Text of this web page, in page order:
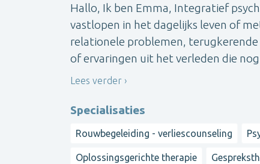
Hallo, Ik ben Emma, Integratief
vastlopen in het dagelijks leven of
relationele problemen,
of ervaringen uit het verleden die
Lees verder
Specialisaties
Rouwbegeleiding - verliescounseling
Oplossingsgerichte therapie